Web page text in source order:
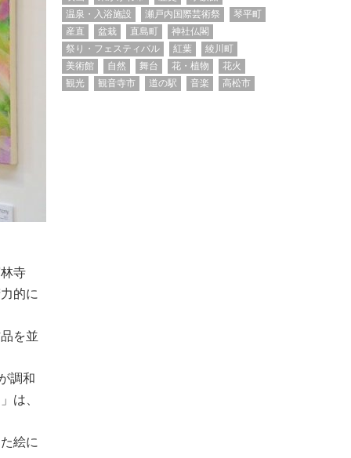
寺
的に
を並
調和
は、
絵に
温泉・入浴施設
瀬戸内国際芸術祭
琴平町
産直
盆栽 直島町
神社仏閣
祭り・フェスティバル
紅葉
綾川町
美術館
自然 舞台 花・植物
花火
観光
観音寺市 道の駅 音楽 高松市